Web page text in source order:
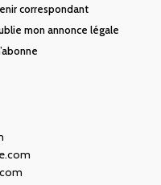
correspondant
mon annonce légale